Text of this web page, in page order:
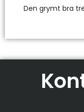
Den grymt bra